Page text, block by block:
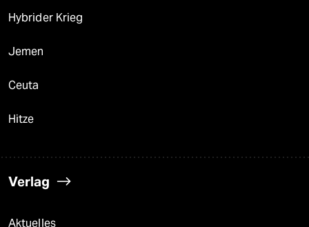
Hybrider Krieg
Jemen
Ceuta
Hitze
Verlag
Aktuelles